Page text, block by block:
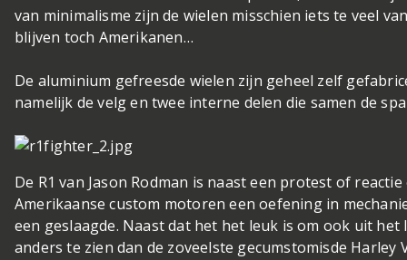
van minimalisme zijn de wielen misschien iets te veel
blijven toch Amerikanen…
De aluminium gefreesde wielen zijn geheel zelf
namelijk de velg en twee interne delen die samen de
De R1 van Jason Rodman is naast een protest of
Amerikaanse custom motoren een oefening in
een geslaagde. Naast dat het het leuk is om ook uit
anders te zien dan de zoveelste gecumstomisde Harley